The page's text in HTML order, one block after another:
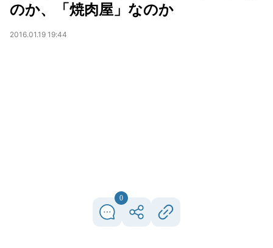
のか、「焼肉屋」なのか
2016.01.19 19:44
0